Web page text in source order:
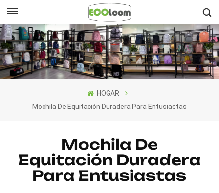
English
Français
Deutsch
HOGAR
Mochila De Equitación Duradera Para Entusiastas
Mochila De
Equitación Duradera
Para Entusiastas